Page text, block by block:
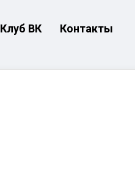
Клуб ВК Контакты